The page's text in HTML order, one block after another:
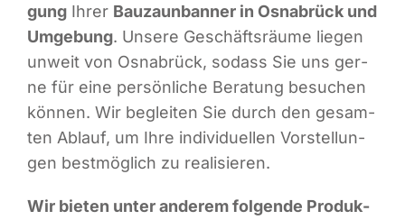
gungIhrer Bau­zaun­ban­ner in Osna­brück und
Umge­bung. Unse­re Geschäfts­räu­me lie­gen
unweit von Osna­brück, sodass Sie uns ger­
ne für eine per­sön­li­che Bera­tung besu­chen
kön­nen. Wir beglei­ten Sie durch den gesam­
ten Ablauf, um Ihre indi­vi­du­el­len Vor­stel­lun­
gen best­mög­lich zu realisieren.
Wir bie­ten unter ande­rem fol­gen­de Pro­duk­